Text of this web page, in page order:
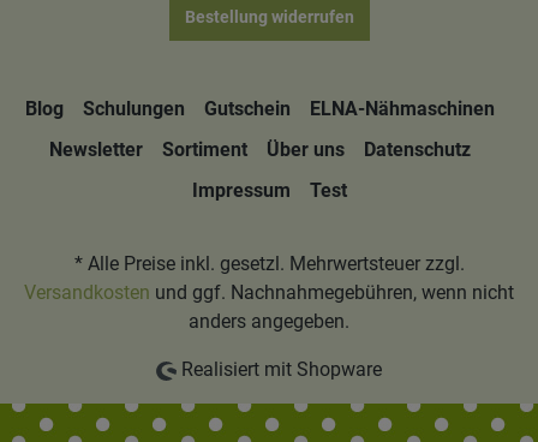
Bestellung widerrufen
Blog Schulungen Gutschein
ELNA-Nähmaschinen
Newsletter
Sortiment Über uns
Datenschutz
Impressum
Test
* Alle Preise inkl. gesetzl. Mehrwertsteuer zzgl.
Versandkosten und ggf. Nachnahmegebühren, wenn nicht
anders angegeben.
Realisiert mit Shopware